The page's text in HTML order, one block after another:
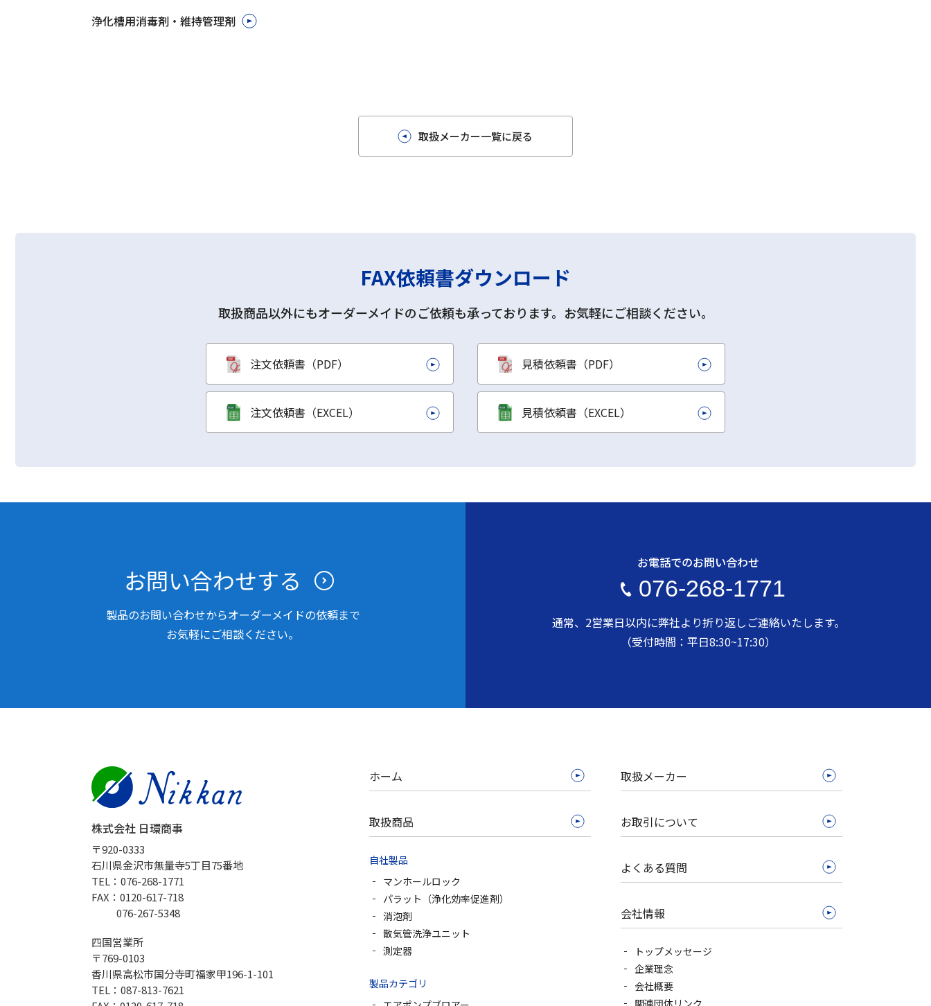
浄化槽用消毒剤・維持管理剤
取扱メーカー一覧に戻る
FAX依頼書ダウンロード
取扱商品以外にもオーダーメイドのご依頼も承っております。お気軽にご相談ください。
注文依頼書（PDF）
注文依頼書（EXCEL）
見積依頼書（PDF）
見積依頼書（EXCEL）
お問い合わせする
製品のお問い合わせからオーダーメイドの依頼まで
お気軽にご相談ください。
お電話でのお問い合わせ
076-268-1771
通常、2営業日以内に弊社より折り返しご連絡いたします。
（受付時間：平日8:30~17:30）
株式会社 日環商事
〒920-0333
石川県金沢市無量寺5丁目75番地
TEL：076-268-1771
FAX：0120-617-718
076-267-5348
四国営業所
〒769-0103
香川県高松市国分寺町福家甲196-1-101
TEL：087-813-7621
ホーム
取扱商品
自社製品
マンホールロック
パラット（浄化効率促進剤）
消泡剤
散気管洗浄ユニット
測定器
製品カテゴリ
取扱メーカー
お取引について
よくある質問
会社情報
トップメッセージ
企業理念
会社概要